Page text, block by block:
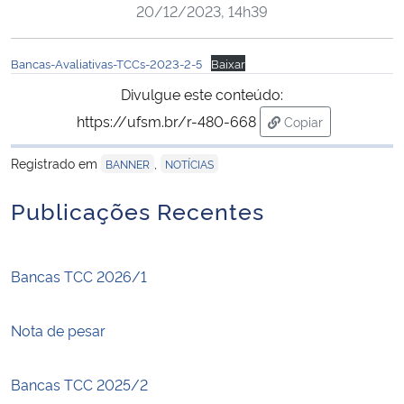
Ministério da Saúde
Ministério da Ciência, Tecnologia, Inovações e Comunicações
Ministério do Meio Ambiente
20/12/2023, 14h39
Bancas-Avaliativas-TCCs-2023-2-5 Baixar
Divulgue este conteúdo:
https://ufsm.br/r-480-668
Copiar
para área de
Registrado em
BANNER NOTÍCIAS
Publicações Recentes
Bancas TCC 2026/1
Nota de pesar
Bancas TCC 2025/2